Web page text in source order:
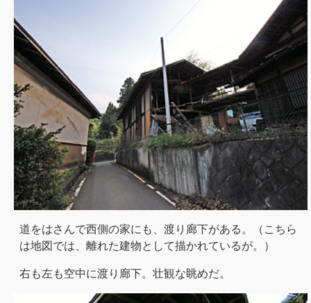
道をはさんで西側の家にも、渡り廊下がある。（こちら
は地図では、離れた建物として描かれているが。）
右も左も空中に渡り廊下。壮観な眺めだ。